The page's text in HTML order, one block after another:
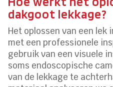
dakgoot lekkage?
Het oplossen van een
met een professionele
gebruik van een visuele
soms endoscopische
van de lekkage te